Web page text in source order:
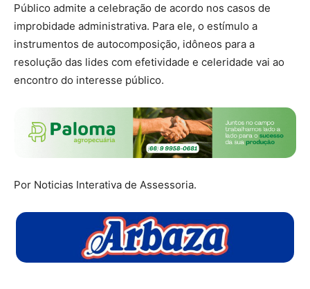
Público admite a celebração de acordo nos casos de
improbidade administrativa. Para ele, o estímulo a
instrumentos de autocomposição, idôneos para a
resolução das lides com efetividade e celeridade vai ao
encontro do interesse público.
Por Noticias Interativa de Assessoria.